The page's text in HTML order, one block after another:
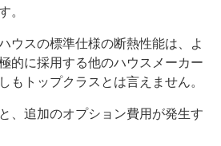
。
ウスの標準仕様の断熱性能は、よ
的に採用する他のハウスメーカー
もトップクラスとは言えません。
、追加のオプション費用が発生す